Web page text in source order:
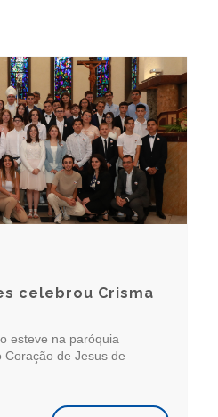
celebrou Crisma
esteve na paróquia
Coração de Jesus de